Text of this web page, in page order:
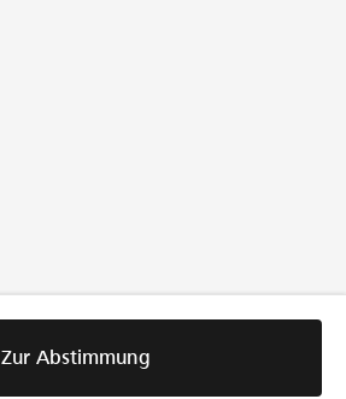
Zur Abstimmung
Zur Abstimmung